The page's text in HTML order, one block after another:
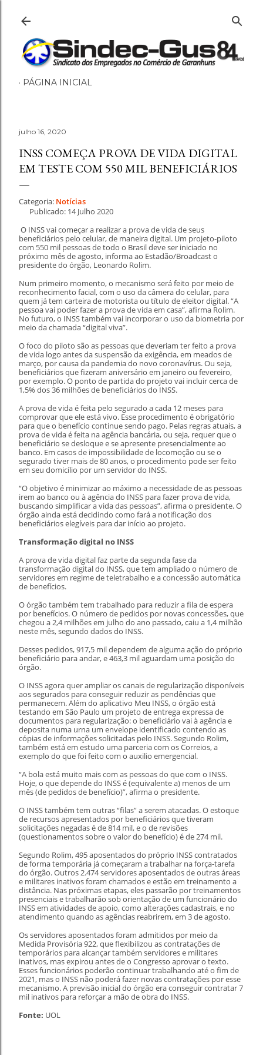
PÁGINA INICIAL
julho 16, 2020
INSS COMEÇA PROVA DE VIDA DIGITAL
EM TESTE COM 550 MIL BENEFICIÁRIOS
Categoria: Notícias
Publicado: 14 Julho 2020
O INSS vai começar a realizar a prova de vida de seus
beneficiários pelo celular, de maneira digital. Um projeto-piloto
com 550 mil pessoas de todo o Brasil deve ser iniciado no
próximo mês de agosto, informa ao Estadão/Broadcast o
presidente do órgão, Leonardo Rolim.
Num primeiro momento, o mecanismo será feito por meio de
reconhecimento facial, com o uso da câmera do celular, para
quem já tem carteira de motorista ou título de eleitor digital. “A
pessoa vai poder fazer a prova de vida em casa”, afirma Rolim.
No futuro, o INSS também vai incorporar o uso da biometria por
meio da chamada “digital viva”.
O foco do piloto são as pessoas que deveriam ter feito a prova
de vida logo antes da suspensão da exigência, em meados de
março, por causa da pandemia do novo coronavírus. Ou seja,
beneficiários que fizeram aniversário em janeiro ou fevereiro,
por exemplo. O ponto de partida do projeto vai incluir cerca de
1,5% dos 36 milhões de beneficiários do INSS.
A prova de vida é feita pelo segurado a cada 12 meses para
comprovar que ele está vivo. Esse procedimento é obrigatório
para que o benefício continue sendo pago. Pelas regras atuais, a
prova de vida é feita na agência bancária, ou seja, requer que o
beneficiário se desloque e se apresente presencialmente ao
banco. Em casos de impossibilidade de locomoção ou se o
segurado tiver mais de 80 anos, o procedimento pode ser feito
em seu domicílio por um servidor do INSS.
“O objetivo é minimizar ao máximo a necessidade de as pessoas
irem ao banco ou à agência do INSS para fazer prova de vida,
buscando simplificar a vida das pessoas”, afirma o presidente. O
órgão ainda está decidindo como fará a notificação dos
beneficiários elegíveis para dar início ao projeto.
Transformação digital no INSS
A prova de vida digital faz parte da segunda fase da
transformação digital do INSS, que tem ampliado o número de
servidores em regime de teletrabalho e a concessão automática
de benefícios.
O órgão também tem trabalhado para reduzir a fila de espera
por benefícios. O número de pedidos por novas concessões, que
chegou a 2,4 milhões em julho do ano passado, caiu a 1,4 milhão
neste mês, segundo dados do INSS.
Desses pedidos, 917,5 mil dependem de alguma ação do próprio
beneficiário para andar, e 463,3 mil aguardam uma posição do
órgão.
O INSS agora quer ampliar os canais de regularização disponíveis
aos segurados para conseguir reduzir as pendências que
permanecem. Além do aplicativo Meu INSS, o órgão está
testando em São Paulo um projeto de entrega expressa de
documentos para regularização: o beneficiário vai à agência e
deposita numa urna um envelope identificado contendo as
cópias de informações solicitadas pelo INSS. Segundo Rolim,
também está em estudo uma parceria com os Correios, a
exemplo do que foi feito com o auxilio emergencial.
“A bola está muito mais com as pessoas do que com o INSS.
Hoje, o que depende do INSS é (equivalente a) menos de um
mês (de pedidos de benefício)”, afirma o presidente.
O INSS também tem outras “filas” a serem atacadas. O estoque
de recursos apresentados por beneficiários que tiveram
solicitações negadas é de 814 mil, e o de revisões
(questionamentos sobre o valor do benefício) é de 274 mil.
Segundo Rolim, 495 aposentados do próprio INSS contratados
de forma temporária já começaram a trabalhar na força-tarefa
do órgão. Outros 2.474 servidores aposentados de outras áreas
e militares inativos foram chamados e estão em treinamento a
distância. Nas próximas etapas, eles passarão por treinamentos
presenciais e trabalharão sob orientação de um funcionário do
INSS em atividades de apoio, como alterações cadastrais, e no
atendimento quando as agências reabrirem, em 3 de agosto.
Os servidores aposentados foram admitidos por meio da
Medida Provisória 922, que flexibilizou as contratações de
temporários para alcançar também servidores e militares
inativos, mas expirou antes de o Congresso aprovar o texto.
Esses funcionários poderão continuar trabalhando até o fim de
2021, mas o INSS não poderá fazer novas contratações por esse
mecanismo. A previsão inicial do órgão era conseguir contratar 7
mil inativos para reforçar a mão de obra do INSS.
Fonte: UOL